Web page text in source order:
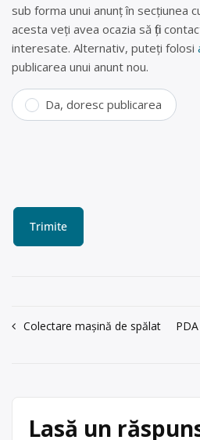
sub forma unui anunț în secțiunea
acesta veți avea ocazia să fiți
interesate. Alternativ, puteți folosi
publicarea unui anunt nou.
Da, doresc publicarea
Navigare
Colectare mașină de spălat
Lasă un